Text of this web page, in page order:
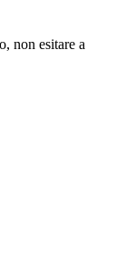
non esitare a